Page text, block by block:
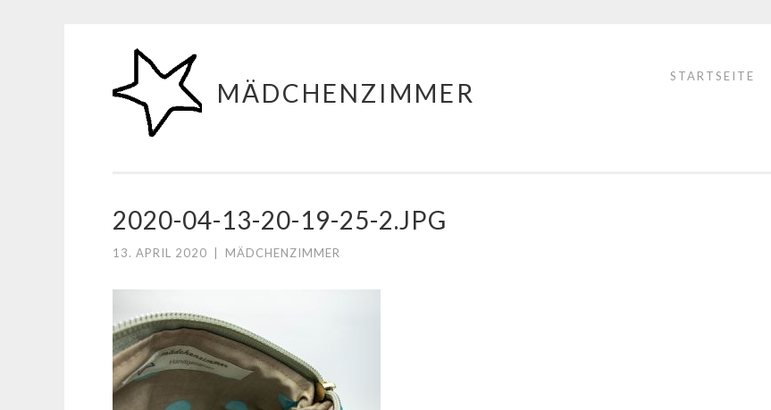
Zum
Inhalt
springen
MÄDCHENZIMMER
STARTSEITE
2020-04-13-20-19-25-2.JPG
13. APRIL 2020 MÄDCHENZIMMER